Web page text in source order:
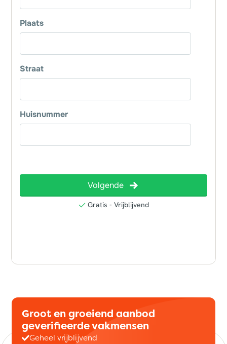
Groot en groeiend aanbod
geverifieerde vakmensen
Geheel vrijblijvend